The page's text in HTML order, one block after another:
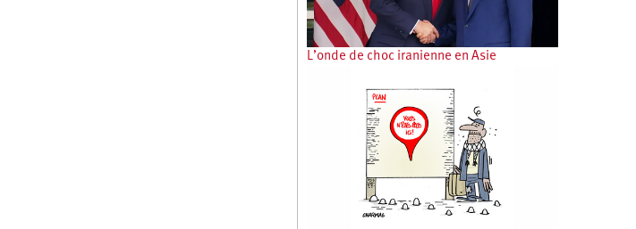
L’onde de choc iranienne en Asie